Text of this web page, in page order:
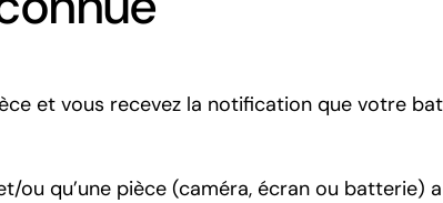
et vous recevez la notification que votre
qu’une pièce (caméra, écran ou batterie)